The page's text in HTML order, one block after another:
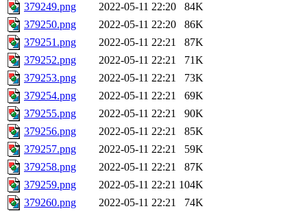
379249.png
2022-05-11 22:20
84K
379250.png
2022-05-11 22:20
86K
379251.png
2022-05-11 22:21
87K
379252.png
2022-05-11 22:21
71K
379253.png
2022-05-11 22:21
73K
379254.png
2022-05-11 22:21
69K
379255.png
2022-05-11 22:21
90K
379256.png
2022-05-11 22:21
85K
379257.png
2022-05-11 22:21
59K
379258.png
2022-05-11 22:21
87K
379259.png
2022-05-11 22:21 104K
379260.png
2022-05-11 22:21
74K